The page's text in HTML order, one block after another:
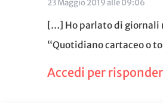
23 Maggio 2019 alle 09:06
[…] Ho parlato di giornali
“Quotidiano cartaceo o
Accedi per